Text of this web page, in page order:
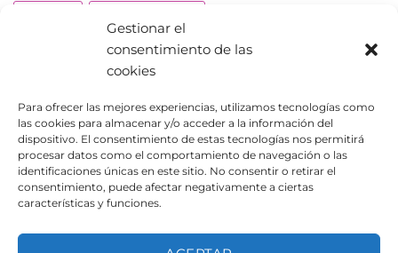
Gestionar el
consentimiento de las
cookies
Para ofrecer las mejores experiencias, utilizamos tecnologías como
las cookies para almacenar y/o acceder a la información del
dispositivo. El consentimiento de estas tecnologías nos permitirá
procesar datos como el comportamiento de navegación o las
identificaciones únicas en este sitio. No consentir o retirar el
consentimiento, puede afectar negativamente a ciertas
características y funciones.
parkour
parques infantiles pistas de skate productos adaptados
proyectos a medida reproducción avión roto molding
señalización skaters street workout